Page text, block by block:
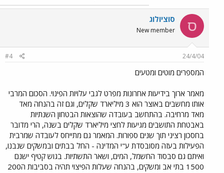
ס סוציולוג
New member
24/4/04
#4
המספרים מוטים ומטעים
מאמר ארוך בידיעות אחרונות מפרט לגבי עלויות הפינוי. הסכום המרבי
אותו מחשבים באוצר הוא 3 מיליארד שקלים, וגם זה בהנחה מאד
מאד מרחיבה. בהתחשב בעובדה שהוצאות הבטחון השנתיות
באבטחת התושבים מגיעות לחצי מיליארד שקלים בשנה, הרי מדובר
בחסכון רציני תוך שנים ספורות. המאמר גם מתייחס לעובדה שמרבית
הפעילות בעזה מסובסדת ע"י המדינה - החל בבתים ובמשקים שנבנו,
ואיתם גם סבסוד החשמל, המים, ושאר התשתיות. בגוש קטיף ישנם
1500 בתי אב ומשקים, בהנחה שעלות הפיצוי תהיה בסביבות ה200